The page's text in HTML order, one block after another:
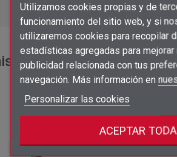
Añadir a la
Crear lista de
Nombre de la lista de
Iniciar sesión
Debe iniciar sesión para guardar
Utilizamos cookies propias y de
funcionamiento del sitio web, y si
utilizaremos cookies para recopilar
estadísticas agregadas para
publicidad relacionada con tus
navegación. Más información en
Personalizar las cookies
ACEPTAR
categoría: